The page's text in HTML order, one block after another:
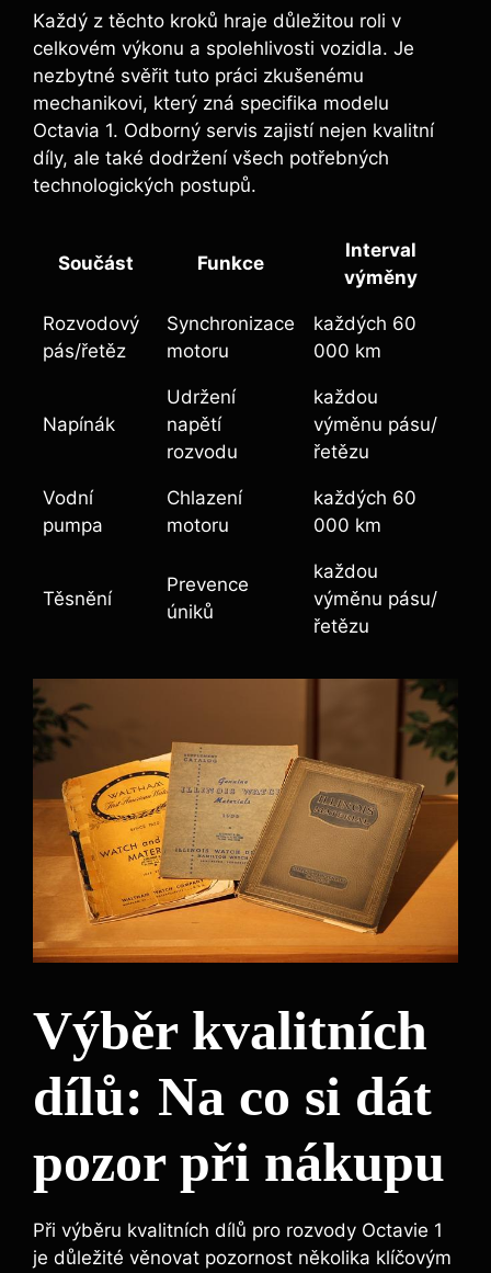
Každý z těchto kroků hraje důležitou roli v
celkovém výkonu a spolehlivosti vozidla. Je
nezbytné svěřit tuto práci zkušenému
mechanikovi, který zná specifika modelu
Octavia 1. Odborný servis zajistí nejen kvalitní
díly, ale také dodržení všech potřebných
technologických postupů.
Součást Funkce
Interval
výměny
Rozvodový
pás/řetěz
Synchronizace
motoru
každých 60
000 km
Napínák
Udržení
napětí
rozvodu
každou
výměnu pásu/
řetězu
Vodní
pumpa
Chlazení
motoru
každých 60
000 km
Těsnění
Prevence
úniků
každou
výměnu pásu/
řetězu
Výběr kvalitních
dílů: Na co si dát
pozor při nákupu
Při výběru kvalitních dílů pro rozvody Octavie 1
je důležité věnovat pozornost několika klíčovým